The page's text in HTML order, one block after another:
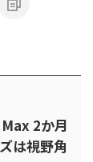
2か月
は視野角